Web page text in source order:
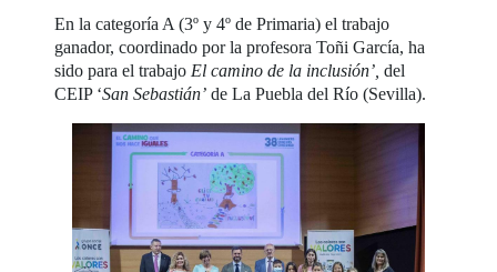
En la categoría A (3º y 4º de Primaria) el trabajo
ganador, coordinado por la profesora Toñi García, ha
sido para el trabajo El camino de la inclusión’,del
CEIP ‘San Sebastián’ de La Puebla del Río (Sevilla).